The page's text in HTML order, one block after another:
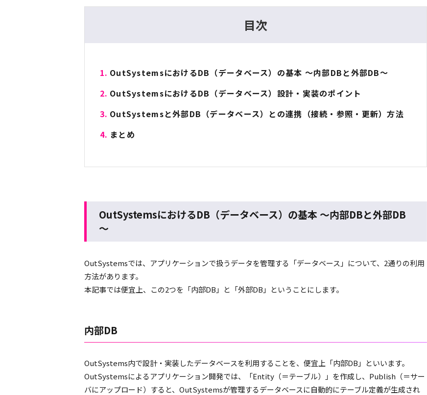
目次
OutSystemsにおけるDB（データベース）の基本 ～内部DBと外部DB～
OutSystemsにおけるDB（データベース）設計・実装のポイント
OutSystemsと外部DB（データベース）との連携（接続・参照・更新）方法
まとめ
OutSystemsにおけるDB（データベース）の基本 ～内部DBと外部DB
～
OutSystemsでは、アプリケーションで扱うデータを管理する「データベース」について、2通りの利用
方法があります。
本記事では便宜上、この2つを「内部DB」と「外部DB」ということにします。
内部DB
OutSystems内で設計・実装したデータベースを利用することを、便宜上「内部DB」といいます。
OutSystemsによるアプリケーション開発では、「Entity（＝テーブル）」を作成し、Publish（＝サー
バにアップロード）すると、OutSystemsが管理するデータベースに自動的にテーブル定義が生成され